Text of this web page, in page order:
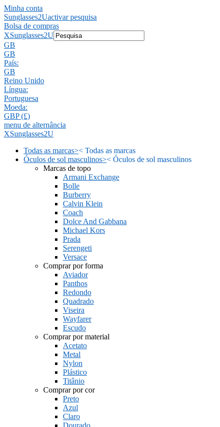
Minha conta
Sunglasses2Uactivar pesquisa
Bolsa de compras
XSunglasses2U
GB
GB
País:
GB
Reino Unido
Língua:
Portuguesa
Moeda:
GBP (£)
menu de alternância
XSunglasses2U
Todas as marcas>< Todas as marcas
Óculos de sol masculinos>< Óculos de sol masculinos
Marcas de topo
Armani Exchange
Bolle
Burberry
Calvin Klein
Coach
Dolce And Gabbana
Michael Kors
Prada
Serengeti
Versace
Comprar por forma
Aviador
Panthos
Redondo
Quadrado
Viseira
Wayfarer
Escudo
Comprar por material
Acetato
Metal
Nylon
Plástico
Titânio
Comprar por cor
Preto
Azul
Claro
Dourado